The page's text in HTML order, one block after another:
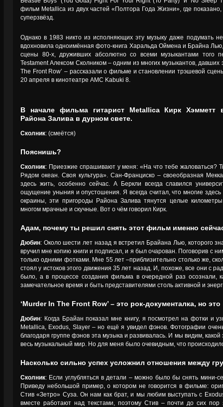
фильм Metallica из двух частей «Полтора Года Жизни», где
суперзвёзд.
Однако в 1983 никто из исполняющих эту музыку даже подумать
вдохновила одноимённая фото-книга Харальда Оймена и Брайна
сцены 80-х, друживших абсолютно со всеми музыкантами того
Testament Алексом Сколником – одним из многих музыкантов, давших
The Front Row’ – рассказали о фильме и становлении трэшевой
20 апреля в кинотеатре AMC Kabuki 8.
В начале фильма гитарист Metallica Кирк Хэмметт
Района Залива в дурном свете.
Сколник: (смеётся)
Пояснишь?
Сколник: Приезжие спрашивают у меня: «На что тебе жаловаться?
Рядом океан. Своя культура». Сан-Франциско – своеобразная
здесь жить, особенно сейчас. А Беркли всегда славился
ощущение уныния и опустошения. Я всегда считал, что многие
окраины, эти пригороды Района Залива тянутся целые
многом мрачные и скучные. Вот о чём говорил Кирк.
Адам, почему ты решил снять этот фильм именно
Дюбин: Около шести лет назад я встретил Брайана Лью, которого
вручил мне копию книги и подписал, и я был очарован. Поговорив с
только одними фотками. Мне 55 лет –приблизительно столько же,
стоял у истоков этого движения 35 лет назад. И, похоже, все они с
было, а в процессе создания фильма в очередной раз осознали,
замечательное время и быть представителями столь активной и
‘Murder In The Front Row’ – это рок-документалка, но
Дюбин: Когда Брайан показал мне книгу, я посмотрел на фотки и
Metallica, Exodus, Slayer – но ещё я увидел фэнов. Фотографии
благодаря группе фэнов эта музыка и развивалась. И мы видим,
весь музыкальный мир. Но для меня было очевидным, что
Насколько сильно успех усложнил отношения между
Сколник: Если углубляться в детали – можно было бы снять мини-
Приведу небольшой пример, о котором не говорится в фильме:
Стив «Зетро» Суза. Он нам как брат, и мы любим выступать с
вместе работают над текстами, поэтому Стив – почти до сих пор